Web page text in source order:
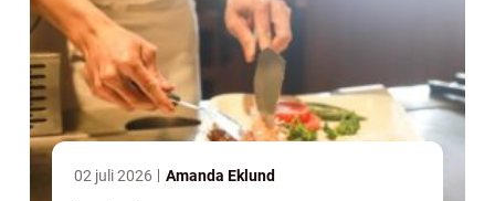
02 juli 2026 Amanda Eklund